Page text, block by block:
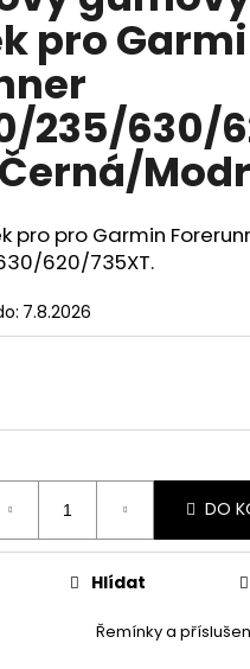
pro
235/630/
pro pro Garmin
620/735XT.
7.8.2026
DO
Řemínky a
Hlídat
HLEDAT